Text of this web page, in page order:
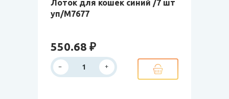
Лоток для кошек синий /7 шт
уп/М7677
550.68 ₽